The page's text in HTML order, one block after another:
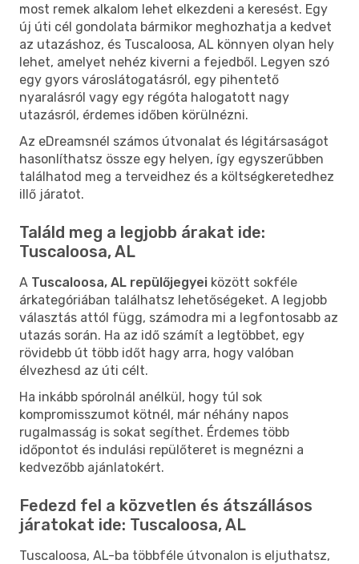
most remek alkalom lehet elkezdeni a keresést. Egy
új úti cél gondolata bármikor meghozhatja a kedvet
az utazáshoz, és Tuscaloosa, AL könnyen olyan hely
lehet, amelyet nehéz kiverni a fejedből. Legyen szó
egy gyors városlátogatásról, egy pihentető
nyaralásról vagy egy régóta halogatott nagy
utazásról, érdemes időben körülnézni.
Az eDreamsnél számos útvonalat és légitársaságot
hasonlíthatsz össze egy helyen, így egyszerűbben
találhatod meg a terveidhez és a költségkeretedhez
illő járatot.
Találd meg a legjobb árakat ide:
Tuscaloosa, AL
A Tuscaloosa, AL repülőjegyei között sokféle
árkategóriában találhatsz lehetőségeket. A legjobb
választás attól függ, számodra mi a legfontosabb az
utazás során. Ha az idő számít a legtöbbet, egy
rövidebb út több időt hagy arra, hogy valóban
élvezhesd az úti célt.
Ha inkább spórolnál anélkül, hogy túl sok
kompromisszumot kötnél, már néhány napos
rugalmasság is sokat segíthet. Érdemes több
időpontot és indulási repülőteret is megnézni a
kedvezőbb ajánlatokért.
Fedezd fel a közvetlen és átszállásos
járatokat ide: Tuscaloosa, AL
Tuscaloosa, AL-ba többféle útvonalon is eljuthatsz,